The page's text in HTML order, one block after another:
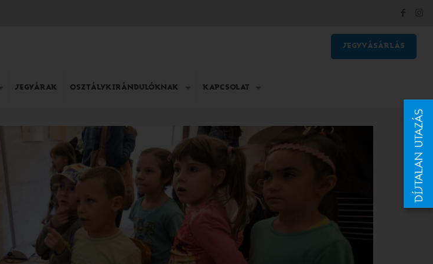
JEGYÁRAK OSZTÁLYKIRÁNDULÓKNAK KAPCSOLAT
JEGYVÁSÁRLÁS